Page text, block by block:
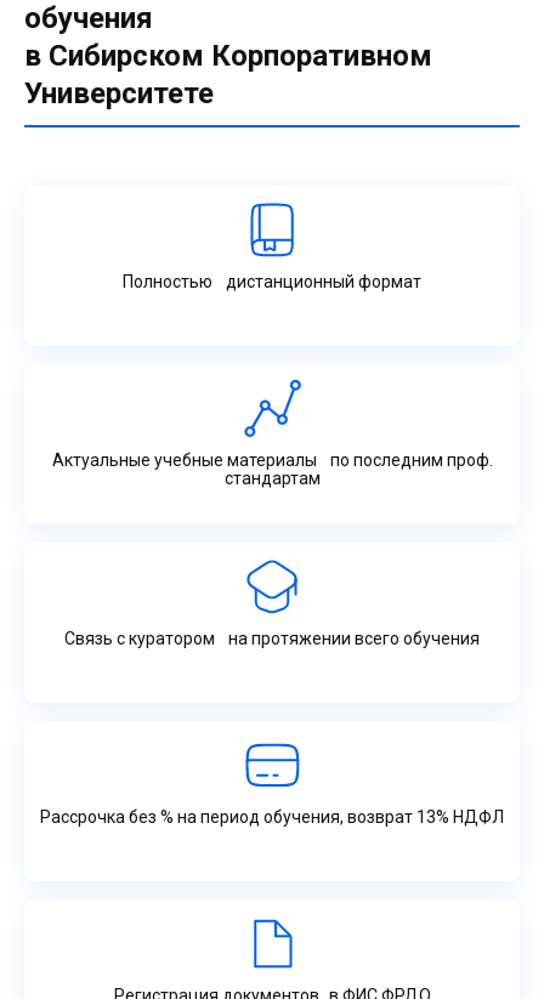
обучения
в Сибирском Корпоративном
Университете
Полностью дистанционный формат
Актуальные учебные материалы по последним проф.
стандартам
Связь с куратором на протяжении всего обучения
Рассрочка без % на период обучения, возврат 13% НДФЛ